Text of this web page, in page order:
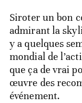
Siroter un bon
admirant la
y a quelques
mondial de
que ça de vrai
œuvre des
événement.